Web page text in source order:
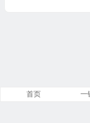
首页 一